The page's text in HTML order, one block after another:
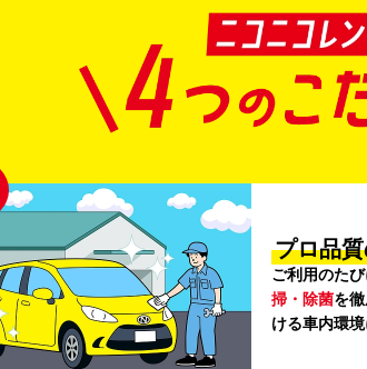
プロ品
ご利用のた
掃・除菌を
ける車内環